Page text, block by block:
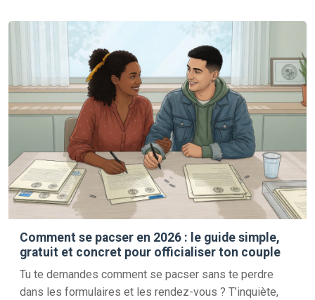
Comment se pacser en 2026 : le guide simple,
gratuit et concret pour officialiser ton couple
Tu te demandes comment se pacser sans te perdre
dans les formulaires et les rendez-vous ? T’inquiète,